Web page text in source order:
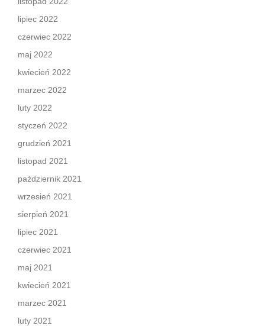
lipiec 2022
czerwiec 2022
maj 2022
kwiecień 2022
marzec 2022
luty 2022
styczeń 2022
grudzień 2021
listopad 2021
październik 2021
wrzesień 2021
sierpień 2021
lipiec 2021
czerwiec 2021
maj 2021
kwiecień 2021
marzec 2021
luty 2021